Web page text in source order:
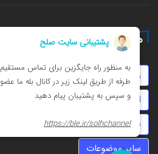
همه چیز درباره
زورگیری سفته موجر و مستاجر
املاک
کلاهبرداری عقد دائم
نفقه
روابط نامشروع
سایر موضوعات